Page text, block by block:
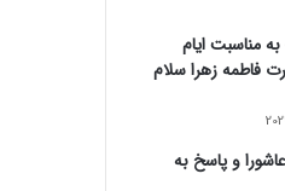
مناسبت ایام
فاطمه زهرا سلام
و پاسخ به